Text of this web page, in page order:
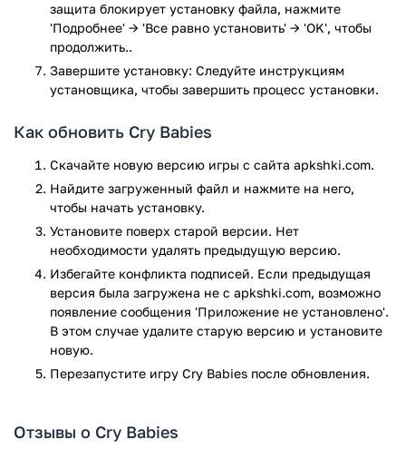
они потеряют возможность продолжать проживать в
Долине детских бутылочек.
Перечень сюжетов шире. Можно будет создавать
собственный сериал, собирать перышки для создания
многочисленные дополнительные мини игры и сюжеты с
длинной историей развития из большого количества
заданий.
Нюансы сочетания сюжетный
линий
Каждое направление становится отдельной линией
развития сюжета игры. Причем, как в большинстве
симуляторов задания и каждом направлении тесно
связаны между собой. Для доступа к новому этапу следует
завершить определенное задание в другом направлении
развития действия. Переходящие друг в друга мини-игры
сплетаются в единый оригинальный сюжет, в котором
становится с каждым заданием интереснее и сложнее.
защита блокирует установку файла, нажмите
'Подробнее' → 'Все равно установить' → 'OK', чтобы
продолжить..
Завершите установку: Следуйте инструкциям
установщика, чтобы завершить процесс установки.
Как обновить Cry Babies
Скачайте новую версию игры с сайта apkshki.com.
Найдите загруженный файл и нажмите на него,
чтобы начать установку.
Установите поверх старой версии. Нет
необходимости удалять предыдущую версию.
Избегайте конфликта подписей. Если предыдущая
версия была загружена не с apkshki.com, возможно
появление сообщения 'Приложение не установлено'.
В этом случае удалите старую версию и установите
новую.
Перезапустите игру Cry Babies после обновления.
Отзывы о Cry Babies